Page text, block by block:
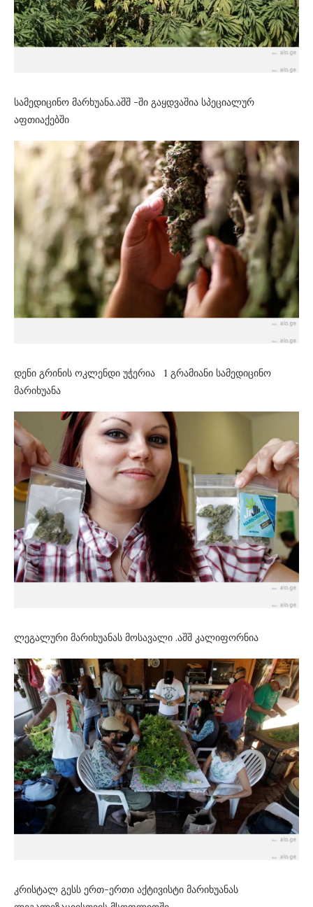
სამედიცინო მარხუანა.აშშ -ში გაყდვაშია სპეციალურ
აფთიაქებში
დენი გრინის ოკლენდი უჭერია 1 გრამიანი სამედიცინო
მარიხუანა
ლეგალური მარიხუანას მოსავალი .აშშ კალიფორნია
კრისტალ გესს ერთ-ერთი აქტივისტი მარიხუანას